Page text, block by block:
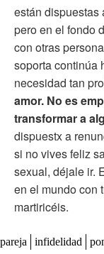
están dispuestas
pero en el fondo
con otras
soporta continúa
necesidad tan
amor. No es
transformar a
dispuestx a
si no vives feliz
sexual, déjale ir.
en el mundo con
martiricéis.
pareja infidelidad